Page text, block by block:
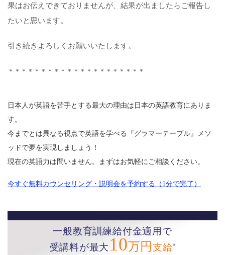
果はお伝えできておりませんが、結果が出ましたらご報告し
たいと思います。
引き続きよろしくお願いいたします。
＊＊＊＊＊＊＊＊＊＊＊＊＊＊＊＊＊＊＊＊＊
日本人が英語を苦手とする最大の理由は日本の英語教育にありま
す。
今までとは異なる視点で英語を学べる『グラマーテーブル』メソ
ッドで夢を実現しましょう！
現在の英語力は問いません。まずはお気軽にご相談ください。
今すぐ無料カウンセリング・説明会を予約する（1分で完了）
一般教育訓練給付金適用で
受講料が最大 10万円支給※